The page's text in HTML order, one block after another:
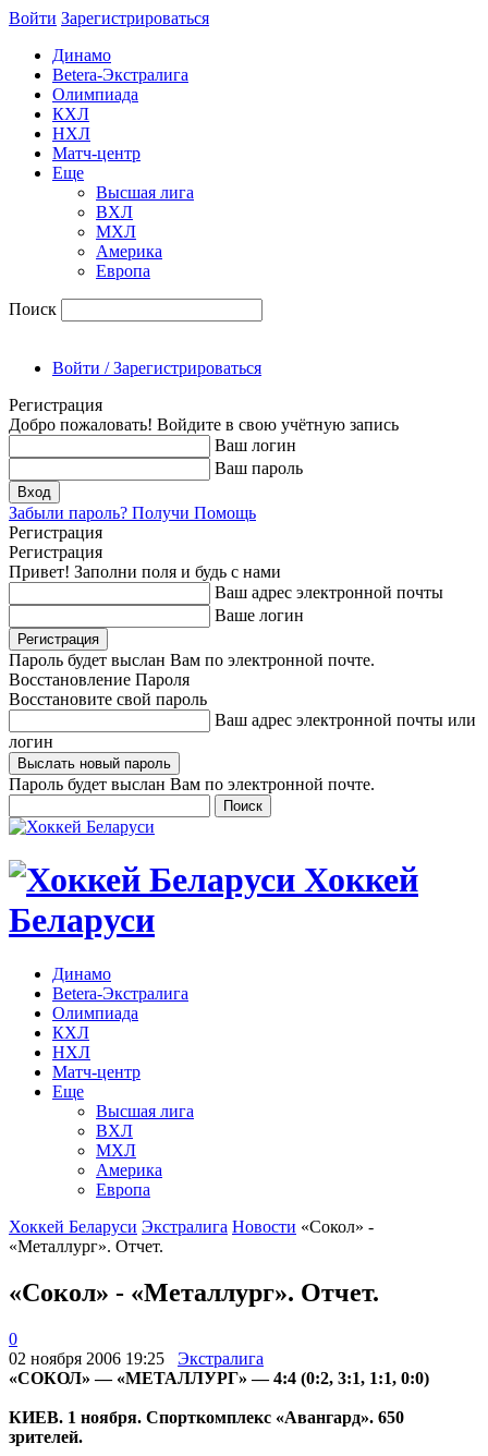
Войти Зарегиcтрироваться
Динамо
Betera-Экстралига
Олимпиада
КХЛ
НХЛ
Матч-центр
Еще
Высшая лига
ВХЛ
МХЛ
Америка
Европа
Поиск
Войти / Зарегистрироваться
Регистрация
Добро пожаловать! Войдите в свою учётную запись
Ваш логин
Ваш пароль
Забыли пароль? Получи Помощь
Регистрация
Регистрация
Привет! Заполни поля и будь с нами
Ваш адрес электронной почты
Ваше логин
Пароль будет выслан Вам по электронной почте.
Восстановление Пароля
Восстановите свой пароль
Ваш адрес электронной почты или
логин
Пароль будет выслан Вам по электронной почте.
Хоккей
Беларуси
Динамо
Betera-Экстралига
Олимпиада
КХЛ
НХЛ
Матч-центр
Еще
Высшая лига
ВХЛ
МХЛ
Америка
Европа
Хоккей Беларуси Экстралига Новости «Сокол» -
«Металлург». Отчет.
«Сокол» - «Металлург». Отчет.
0
02 ноября 2006 19:25
Экстралига
«СОКОЛ» — «МЕТАЛЛУРГ» — 4:4 (0:2, 3:1, 1:1, 0:0)
КИЕВ. 1 ноября. Спорткомплекс «Авангард». 650
зрителей.